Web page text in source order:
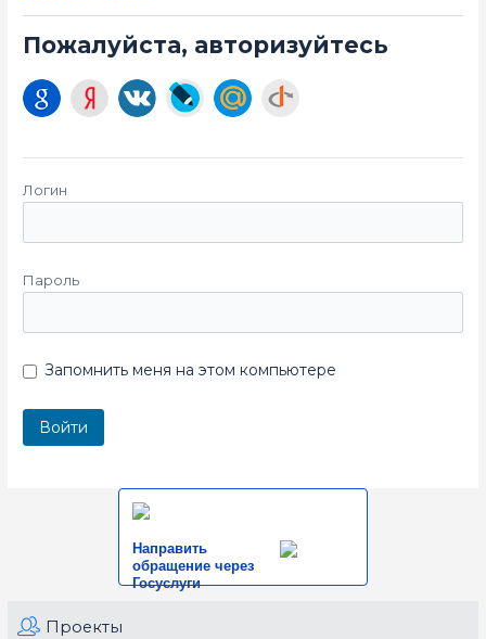
Пожалуйста, авторизуйтесь
Логин
Пароль
Запомнить меня на этом компьютере
Направить
обращение через
Госуслуги
Проекты